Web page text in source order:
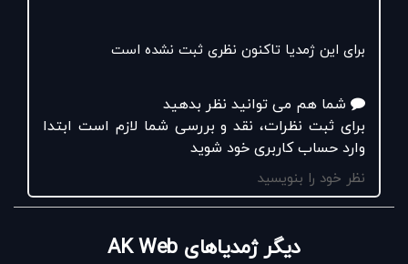
برای این ژمدیا تاکنون نظری ثبت نشده است
شما هم می توانید نظر بدهید
برای ثبت نظرات، نقد و بررسی شما لازم است ابتدا
وارد حساب کاربری خود شوید
نظر خود را بنویسید
دیگر ژمدیاهای AK Web